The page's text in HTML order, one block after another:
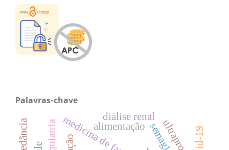
Palavras-chave
alimentação
diálise renal